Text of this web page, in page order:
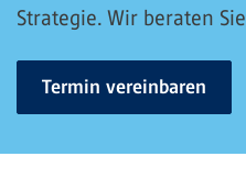
Strategie. Wir beraten
Termin vereinbaren